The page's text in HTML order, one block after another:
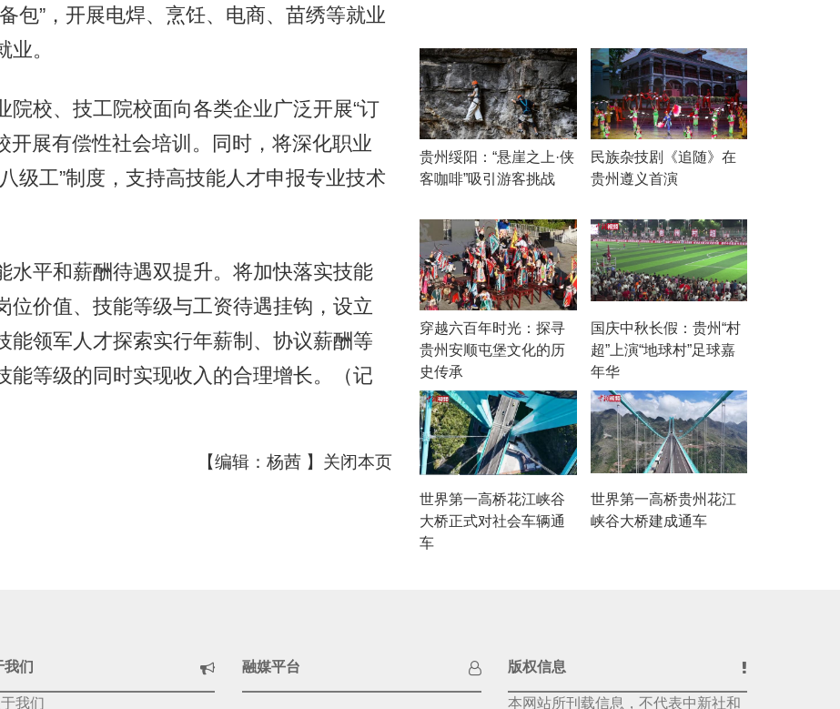
包”，开展电焊、烹饪、电商、苗绣等就业
。
校、技工院校面向各类企业广泛开展“订
开展有偿性社会培训。同时，将深化职业
级工”制度，支持高技能人才申报专业技术
平和薪酬待遇双提升。将加快落实技能
位价值、技能等级与工资待遇挂钩，设立
能领军人才探索实行年薪制、协议薪酬等
能等级的同时实现收入的合理增长。（记
【编辑：杨茜 】 关闭本页
贵州绥阳：“悬崖之上·侠
客咖啡”吸引游客挑战
民族杂技剧《追随》在
贵州遵义首演
穿越六百年时光：探寻
贵州安顺屯堡文化的历
史传承
国庆中秋长假：贵州“村
超”上演“地球村”足球嘉
年华
世界第一高桥花江峡谷
大桥正式对社会车辆通
车
世界第一高桥贵州花江
峡谷大桥建成通车
我们
我们
融媒平台 版权信息
本网站所刊载信息，不代表中新社和